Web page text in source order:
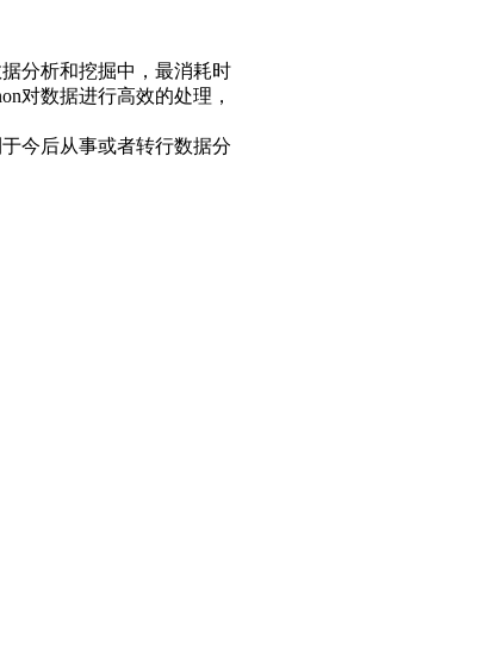
分析和挖掘中，最消耗时
对数据进行高效的处理，
今后从事或者转行数据分